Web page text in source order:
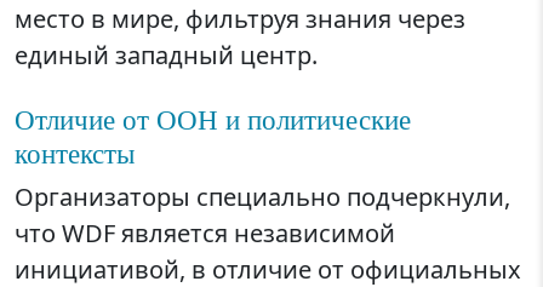
место в мире, фильтруя знания через
единый западный центр.
Отличие от ООН и политические
контексты
Организаторы специально подчеркнули,
что WDF является независимой
инициативой, в отличие от официальных